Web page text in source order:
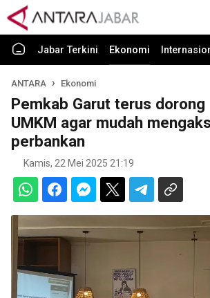
Jabar Terkini Ekonomi
ANTARA Ekonomi
Pemkab Garut terus dorong
UMKM agar mudah
perbankan
Kamis, 22 Mei 2025 21:19